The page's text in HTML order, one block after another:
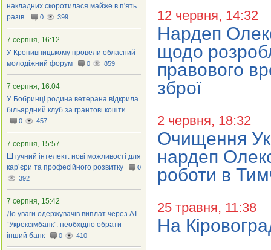
12 червня, 14:32
Нардеп
щодо
правового
зброї
2 червня, 18:32
Очищення
нардеп
роботи в
25 травня, 11:38
На
накладних скоротилася майже в п'ять
разів
0 399
7 серпня, 16:12
У Кропивницькому провели обласний
молодіжний форум
0 859
7 серпня, 16:04
У Бобринці родина ветерана відкрила
більярдний клуб за грантові кошти
0 457
7 серпня, 15:57
Штучний інтелект: нові можливості для
кар’єри та професійного розвитку
0
392
7 серпня, 15:42
До уваги одержувачів виплат через АТ
“Укрексімбанк”: необхідно обрати
інший банк
0 410